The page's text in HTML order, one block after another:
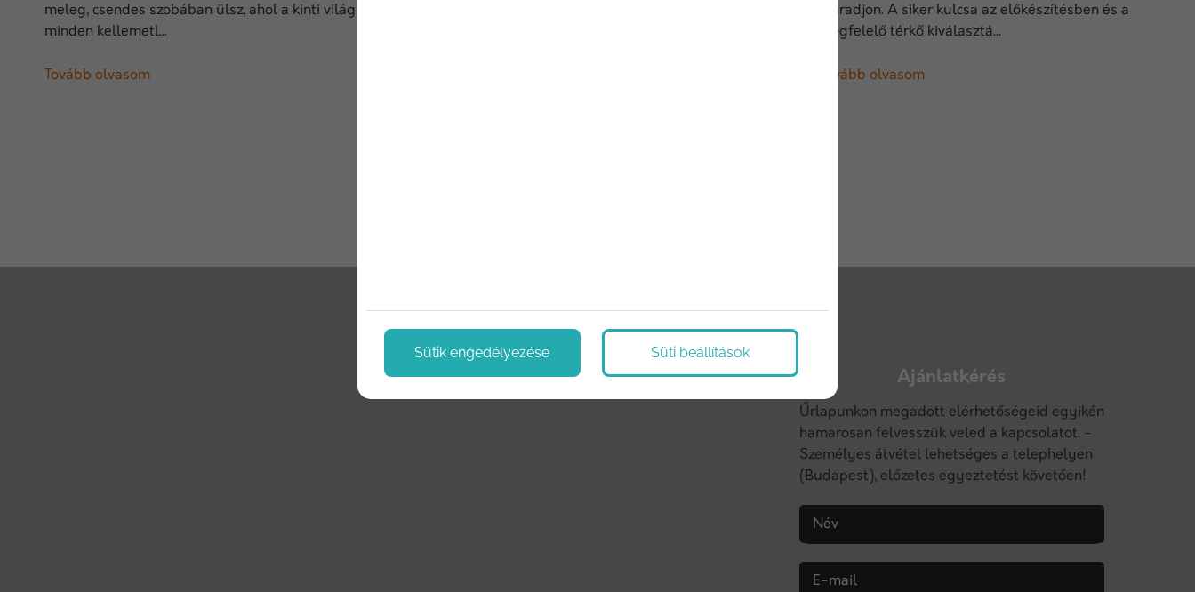
meleg, csendes szobában ülsz, ahol a kinti világ
minden kellemetl...
Tovább olvasom
maradjon. A siker kulcsa az előkészítésben és a
megfelelő térkő kiválasztá...
Tovább olvasom
Ajánlatkérés
Űrlapunkon megadott elérhetőségeid egyikén
hamarosan felvesszük veled a kapcsolatot. -
Személyes átvétel lehetséges a telephelyen
(Budapest), előzetes egyeztetést követően!
Név
E-mail
Sütik engedélyezése Süti beállítások